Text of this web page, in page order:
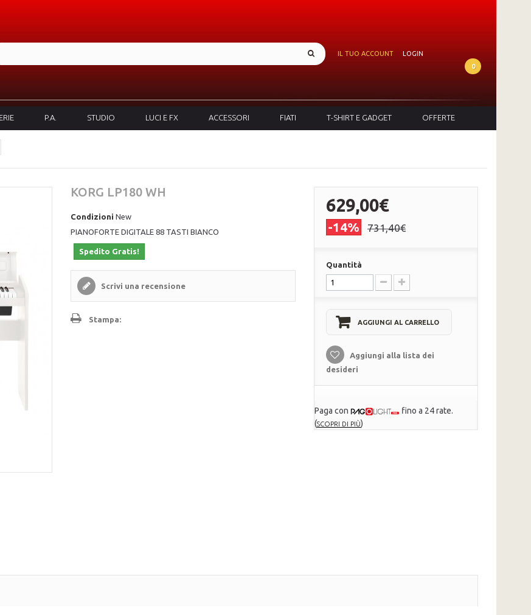
IL TUO ACCOUNT
LOGIN
0
P.A. STUDIO LUCI E FX ACCESSORI FIATI T-SHIRT E GADGET OFFERTE
KORG LP180 WH
Condizioni New
PIANOFORTE DIGITALE 88 TASTI BIANCO
Spedito Gratis!
Scrivi una recensione
Stampa:
629,00€
-14% 731,40€
Quantità
AGGIUNGI AL CARRELLO
Aggiungi alla lista dei
desideri
Paga con
fino a 24 rate.
(SCOPRI DI PIÙ)